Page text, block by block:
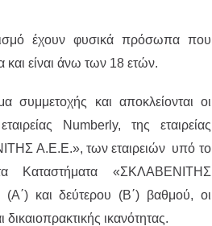
έχουν φυσικά πρόσωπα που
και είναι άνω των 18 ετών.
συμμετοχής και αποκλείονται οι
Numberly, της εταιρείας
Α.Ε.Ε.», των εταιρειών υπό το
Καταστήματα «ΣΚΛΑΒΕΝΙΤΗΣ
και δεύτερου (Β΄) βαθμού, οι
ικανότητας.